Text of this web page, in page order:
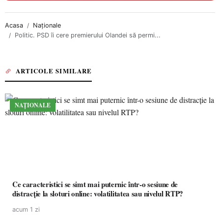
Acasa
Naționale
Politic. PSD îi cere premierului Olandei să permi...
ARTICOLE SIMILARE
NAȚIONALE
Ce caracteristici se simt mai puternic într-o sesiune de
distracție la sloturi online: volatilitatea sau nivelul RTP?
acum 1 zi